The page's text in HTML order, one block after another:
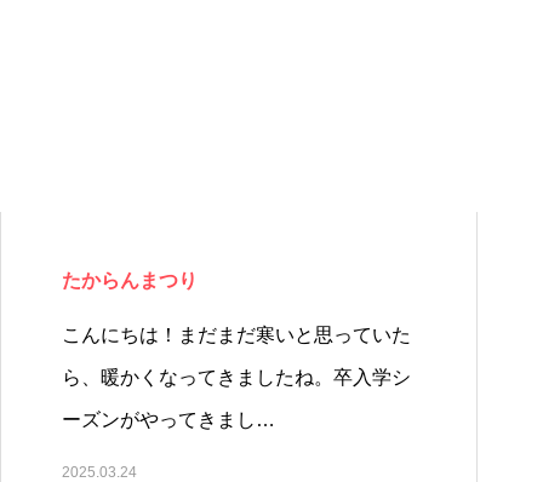
たからんまつり
こんにちは！まだまだ寒いと思っていた
ら、暖かくなってきましたね。卒入学シ
ーズンがやってきまし…
2025.03.24